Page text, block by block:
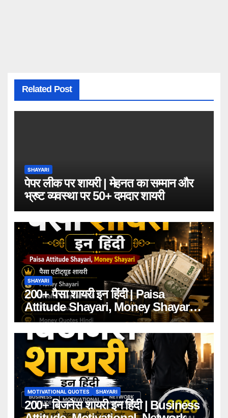
Related Post
SHAYARI
पेपर लीक पर शायरी | मेहनत का सम्मान और
भ्रष्ट व्यवस्था पर 50+ दमदार शायरी
SHAYARI
200+ पैसा शायरी इन हिंदी | Paisa
Attitude Shayari, Money Shayari
2026
MOTIVATIONAL QUOTES SHAYARI
200+ बिजनेस शायरी इन हिंदी | Business